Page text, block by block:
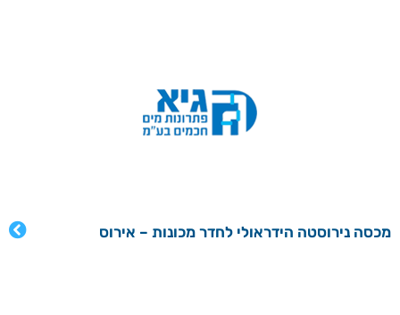
מכסה נירוסטה הידראולי לחדר מכונות – אירוס